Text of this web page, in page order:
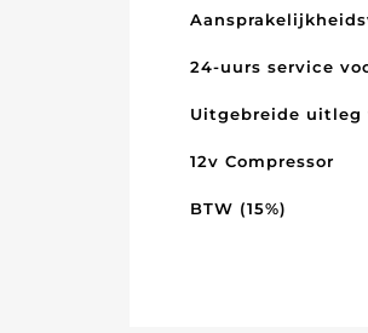
24-uurs service
Uitgebreide uitleg
12v Compressor
BTW (15%)